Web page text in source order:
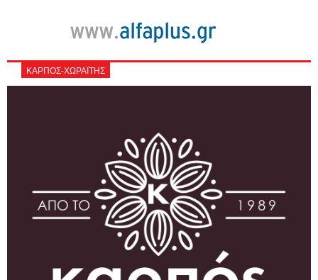
ΚΑΡΠΟΣ-ΧΩΡΑΪΤΗΣ